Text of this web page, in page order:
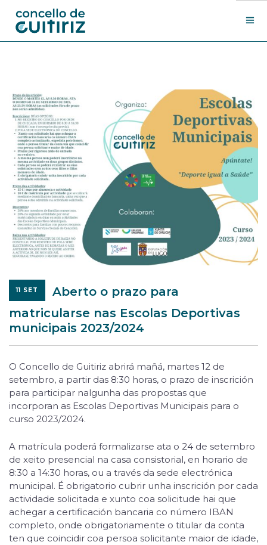
Novas
Contacto
Sede electrónica
Search Site
11 SET
Aberto o prazo para
matricularse nas Escolas Deportivas
municipais 2023/2024
O Concello de Guitiriz abrirá mañá, martes 12 de
setembro, a partir das 8:30 horas, o prazo de inscrición
para participar nalgunha das propostas que
incorporan as Escolas Deportivas Municipais para o
curso 2023/2024.
A matrícula poderá formalizarse ata o 24 de setembro
de xeito presencial na casa consistorial, en horario de
8:30 a 14:30 horas, ou a través da sede electrónica
municipal. É obrigatorio cubrir unha inscrición por cada
actividade solicitada e xunto coa solicitude hai que
achegar a certificación bancaria co número IBAN
completo, onde obrigatoriamente o titular da conta
ten que coincidir coa persoa solicitante maior de idade,